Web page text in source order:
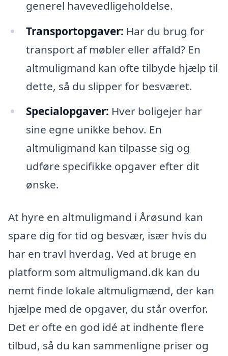
generel havevedligeholdelse.
Transportopgaver: Har du brug for
transport af møbler eller affald? En
altmuligmand kan ofte tilbyde hjælp til
dette, så du slipper for besværet.
Specialopgaver: Hver boligejer har
sine egne unikke behov. En
altmuligmand kan tilpasse sig og
udføre specifikke opgaver efter dit
ønske.
At hyre en altmuligmand i Årøsund kan
spare dig for tid og besvær, især hvis du
har en travl hverdag. Ved at bruge en
platform som altmuligmand.dk kan du
nemt finde lokale altmuligmænd, der kan
hjælpe med de opgaver, du står overfor.
Det er ofte en god idé at indhente flere
tilbud, så du kan sammenligne priser og